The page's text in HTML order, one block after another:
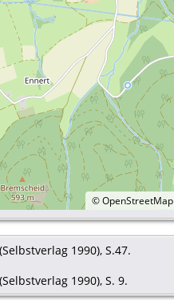
©OpenStreetMap
1990), S.47.
1990), S. 9.